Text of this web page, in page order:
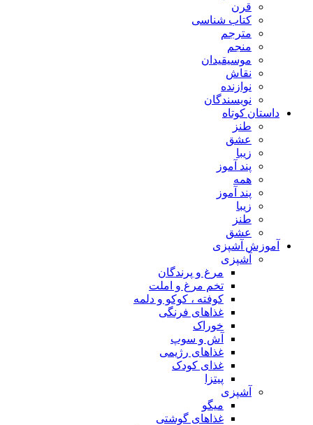
قرن
کتاب شناسی
مترجم
منجم
موسیقیدان
نقاش
نوازنده
نویسندگان
داستان کوتاه
طنز
عشق
زیبا
پند آموز
همه
پند آموز
زیبا
طنز
عشق
آموزش آشپزی
آشپزی
مرغ و پرندگان
تخم مرغ و املت
کوفته ، کوکو و دلمه
غذاهای فرنگی
خوراک
آش و سوپ
غذاهای رژیمی
غذای کودک
پیتزا
آشپزی
میگو
غذاهای گوشتی